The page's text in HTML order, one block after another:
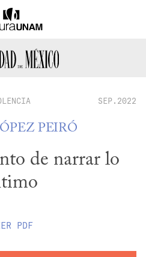
SEP.2022
PEIRÓ
de narrar lo
PDF